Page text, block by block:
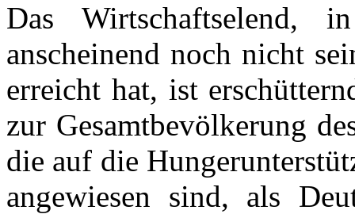
Das Wirtschaftselend,
anscheinend noch nicht
erreicht hat, ist
zur Gesamtbevölkerung
die auf die
angewiesen sind, als